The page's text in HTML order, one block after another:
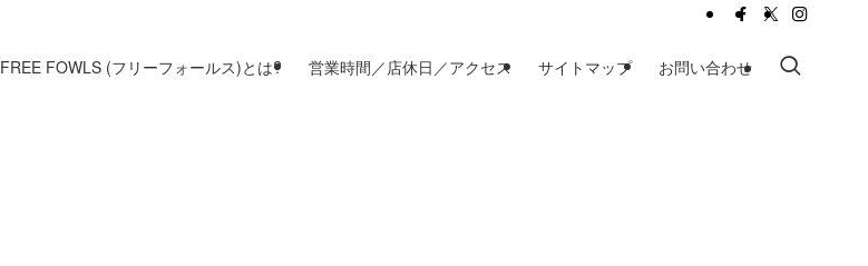
FREE FOWLS (フリーフォールス)とは? 営業時間／店休日／アクセス サイトマップ お問い合わせ